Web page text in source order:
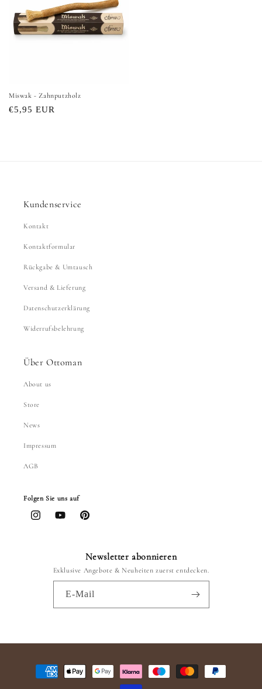
Miswak - Zahnputzholz
Normaler
€5,95 EUR
Kundenservice
Kontakt
Kontaktformular
Rückgabe & Umtausch
Versand & Lieferung
Datenschutzerklärung
Widerrufsbelehrung
Über Ottoman
About us
Store
News
Impressum
AGB
Folgen Sie uns auf
InstagramYouTubePinterest
Newsletter abonnieren
Exklusive Angebote & Neuheiten zuerst entdecken.
E-Mail
Zahlungsmethoden